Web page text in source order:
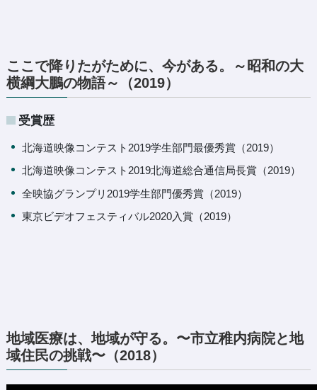
ここで降りたがために、今がある。～昭和の大
横綱大鵬の物語～（2019）
受賞歴
北海道映像コンテスト2019学生部門最優秀賞（2019）
北海道映像コンテスト2019北海道総合通信局長賞（2019）
全映協グランプリ2019学生部門優秀賞（2019）
東京ビデオフェスティバル2020入賞（2019）
地域医療は、地域が守る。〜市立稚内病院と地
域住民の挑戦〜（2018）